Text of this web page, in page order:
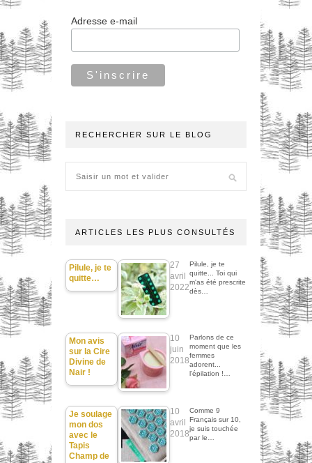
Adresse e-mail
RECHERCHER SUR LE BLOG
ARTICLES LES PLUS CONSULTÉS
Pilule, je te
quitte…
27
avril
2022
Pilule, je te
quitte... Toi qui
m'as été prescrite
dès…
Mon avis
sur la Cire
Divine de
Nair !
10
juin
2018
Parlons de ce
moment que les
femmes
adorent...
l'épilation !…
Je soulage
mon dos
avec le
Tapis
Champ de
10
avril
2018
Comme 9
Français sur 10,
je suis touchée
par le…